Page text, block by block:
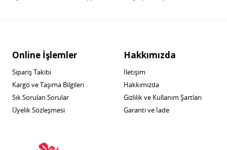
Online İşlemler
Sipariş Takibi
Kargo ve Taşıma Bilgileri
Sık Sorulan Sorular
Üyelik Sözleşmesi
Hakkımızda
İletişim
Hakkımızda
Gizlilik ve Kullanım Şartları
Garanti ve İade